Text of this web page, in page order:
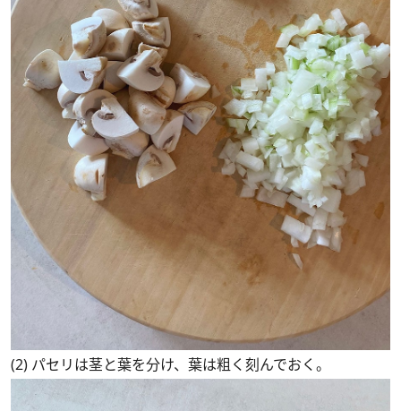
(2) パセリは茎と葉を分け、葉は粗く刻んでおく。